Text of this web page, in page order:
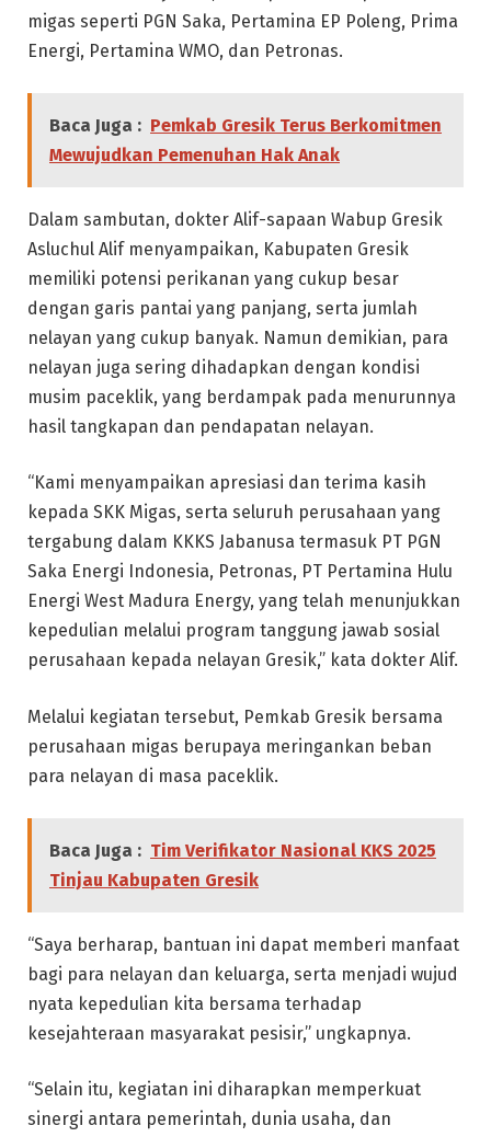
migas seperti PGN Saka, Pertamina EP Poleng, Prima
Energi, Pertamina WMO, dan Petronas.
Baca Juga : Pemkab Gresik Terus Berkomitmen
Mewujudkan Pemenuhan Hak Anak
Dalam sambutan, dokter Alif-sapaan Wabup Gresik
Asluchul Alif menyampaikan, Kabupaten Gresik
memiliki potensi perikanan yang cukup besar
dengan garis pantai yang panjang, serta jumlah
nelayan yang cukup banyak. Namun demikian, para
nelayan juga sering dihadapkan dengan kondisi
musim paceklik, yang berdampak pada menurunnya
hasil tangkapan dan pendapatan nelayan.
“Kami menyampaikan apresiasi dan terima kasih
kepada SKK Migas, serta seluruh perusahaan yang
tergabung dalam KKKS Jabanusa termasuk PT PGN
Saka Energi Indonesia, Petronas, PT Pertamina Hulu
Energi West Madura Energy, yang telah menunjukkan
kepedulian melalui program tanggung jawab sosial
perusahaan kepada nelayan Gresik,” kata dokter Alif.
Melalui kegiatan tersebut, Pemkab Gresik bersama
perusahaan migas berupaya meringankan beban
para nelayan di masa paceklik.
Baca Juga : Tim Verifikator Nasional KKS 2025
Tinjau Kabupaten Gresik
“Saya berharap, bantuan ini dapat memberi manfaat
bagi para nelayan dan keluarga, serta menjadi wujud
nyata kepedulian kita bersama terhadap
kesejahteraan masyarakat pesisir,” ungkapnya.
“Selain itu, kegiatan ini diharapkan memperkuat
sinergi antara pemerintah, dunia usaha, dan